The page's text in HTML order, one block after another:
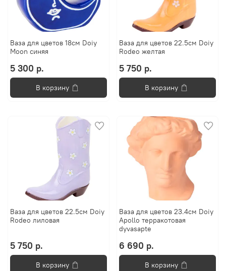
Ваза для цветов 18см Doiy
Moon синяя
5 300 р.
В корзину
Ваза для цветов 22.5см Doiy
Rodeo желтая
5 750 р.
В корзину
Ваза для цветов 22.5см Doiy
Rodeo лиловая
5 750 р.
В корзину
Ваза для цветов 23.4см Doiy
Apollo терракотовая
dyvasapte
6 690 р.
В корзину